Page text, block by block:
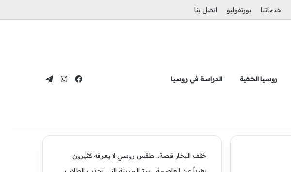
خدماتنا بورتفوليو اتصل بنا
روسيا الخفية الدراسة في روسيا فيسبوك
انستقرام
تيلقرام
خلف البخار قصة.. طقس روسي لا يعرفه كثيرون
بعيداً عن العاصمة.. سرّ المدينة التي تجذب الطلاب